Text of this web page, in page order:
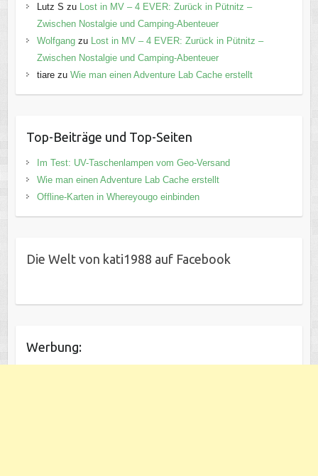
Lutz S zu
Lost in MV – 4 EVER: Zurück in Pütnitz –
Zwischen Nostalgie und Camping-Abenteuer
Wolfgangzu
Lost in MV – 4 EVER: Zurück in Pütnitz –
Zwischen Nostalgie und Camping-Abenteuer
tiarezu Wie man einen Adventure Lab Cache erstellt
Top-Beiträge und Top-Seiten
Im Test: UV-Taschenlampen vom Geo-Versand
Wie man einen Adventure Lab Cache erstellt
Offline-Karten in Whereyougo einbinden
Die Welt von kati1988 auf Facebook
Werbung: